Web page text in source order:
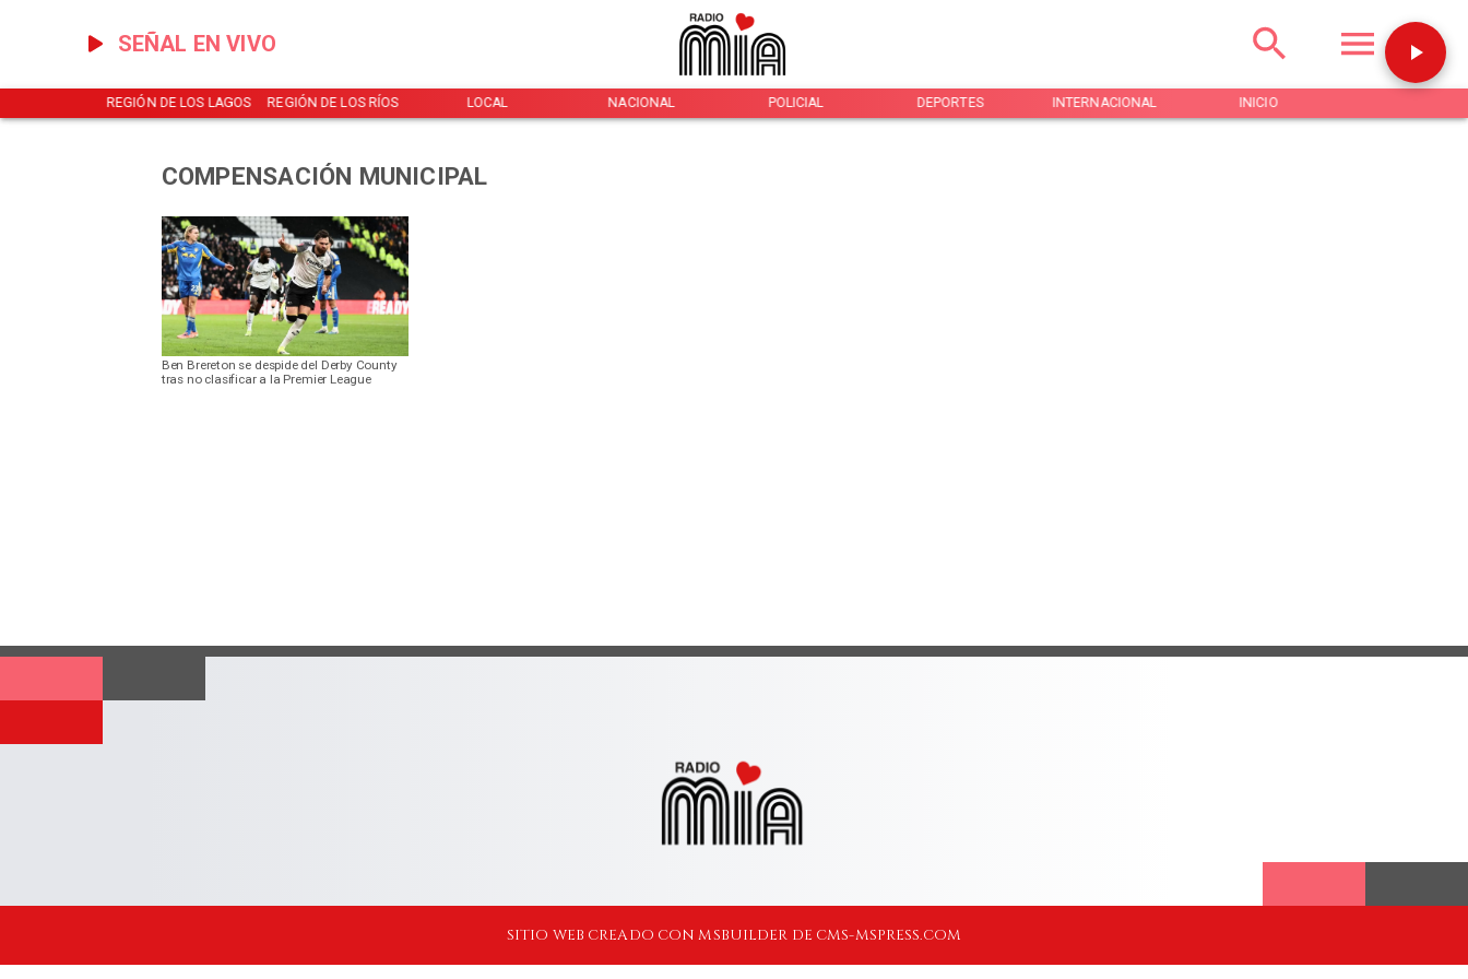
SEÑAL EN VIVO
REGIÓN DE LOS LAGOS REGIÓN DE LOS RÍOS LOCAL NACIONAL POLICIAL DEPORTES INTERNACIONAL INICIO
COMPENSACIÓN MUNICIPAL
Ben Brereton se despide del Derby County
tras no clasificar a la Premier League
SITIO WEB CREADO CON MSBUILDER DE CMS-MSPRESS.COM